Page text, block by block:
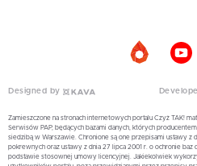
Designed by
Zamieszczone na stronach internetowych portalu Czyż TAK!
Serwisów PAP, będących bazami danych, których
siedzibą w Warszawie. Chronione są one przepisami ustawy z
pokrewnych oraz ustawy z dnia 27 lipca 2001 r. o ochronie
podstawie stosownej umowy licencyjnej. Jakiekolwiek